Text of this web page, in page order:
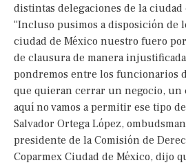
distintas delegaciones de la ciudad
“Incluso pusimos a disposición de
ciudad de México nuestro fuero
de clausura de manera
pondremos entre los funcionarios
que quieran cerrar un negocio, un
aquí­ no vamos a permitir ese tipo
Salvador Ortega López,
presidente de la Comisión de
Coparmex Ciudad de México, dijo